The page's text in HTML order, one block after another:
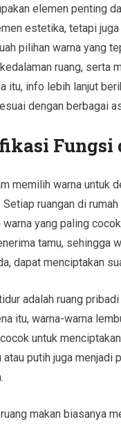
elemen penting
estetika, tetapi juga
pilihan warna yang
ruang, serta
itu, info lebih lanjut
dengan berbagai
Fungsi
memilih warna untuk
ruangan di
yang paling
tamu, sehingga
dapat menciptakan
adalah ruang
itu, warna-warna
untuk
putih juga menjadi
makan biasanya